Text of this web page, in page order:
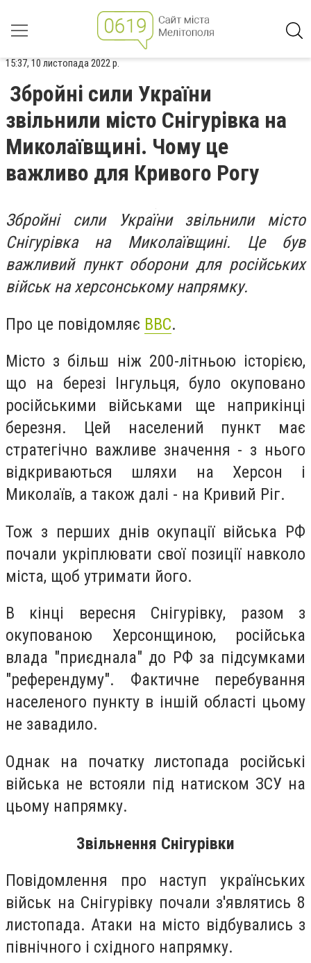
15:37, 10 листопада 2022 р.
Збройні сили України
звільнили місто Снігурівка на
Миколаївщині. Чому це
важливо для Кривого Рогу
Збройні сили України звільнили місто
Снігурівка на Миколаївщині. Це був
важливий пункт оборони для російських
військ на херсонському напрямку.
Про це повідомляє ВВС.
Місто з більш ніж 200-літньою історією,
що на березі Інгульця, було окуповано
російськими військами ще наприкінці
березня. Цей населений пункт має
стратегічно важливе значення - з нього
відкриваються шляхи на Херсон і
Миколаїв, а також далі - на Кривий Ріг.
Тож з перших днів окупації війська РФ
почали укріплювати свої позиції навколо
міста, щоб утримати його.
В кінці вересня Снігурівку, разом з
окупованою Херсонщиною, російська
влада "приєднала" до РФ за підсумками
"референдуму". Фактичне перебування
населеного пункту в іншій області цьому
не завадило.
Однак на початку листопада російські
війська не встояли під натиском ЗСУ на
цьому напрямку.
Звільнення Снігурівки
Повідомлення про наступ українських
військ на Снігурівку почали з'являтись 8
листопада. Атаки на місто відбувались з
північного і східного напрямку.